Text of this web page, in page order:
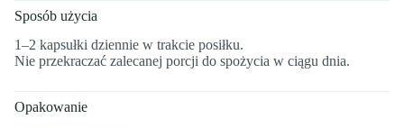
Sposób użycia
1–2 kapsułki dziennie w trakcie posiłku.
Nie przekraczać zalecanej porcji do spożycia w ciągu dnia.
Opakowanie